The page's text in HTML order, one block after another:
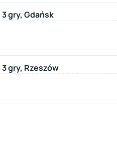
gry, Gdańsk
gry, Rzeszów